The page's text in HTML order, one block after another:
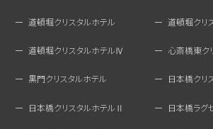
道頓堀クリスタルホテル 道頓堀クリ
道頓堀クリスタルホテルⅣ 心斎橋東ク
黒門クリスタルホテル 日本橋クリ
日本橋クリスタルホテルⅡ 日本橋ラグ